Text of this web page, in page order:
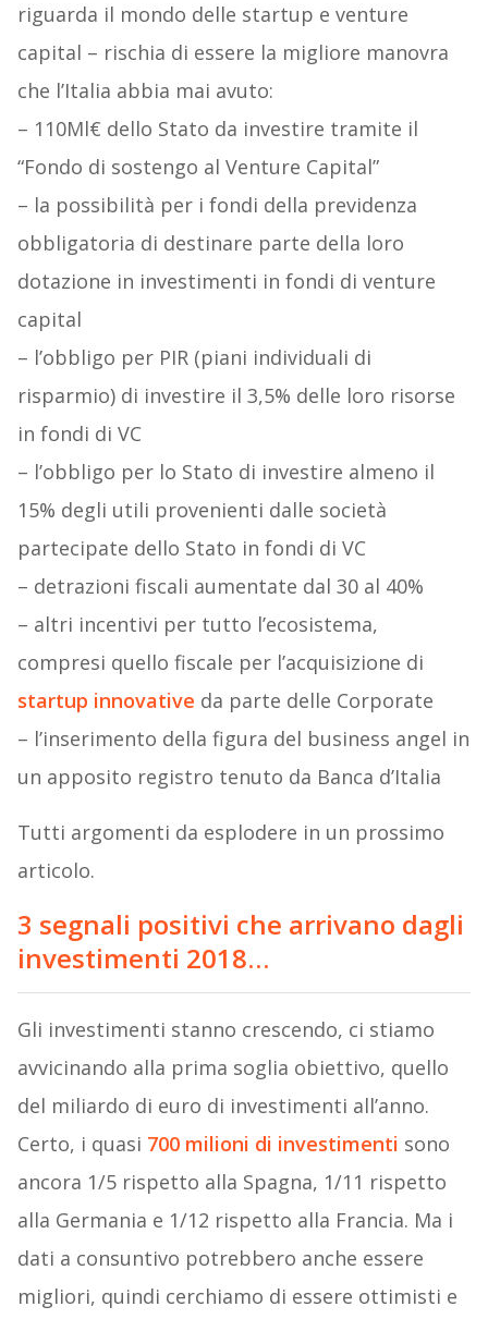
riguarda il mondo delle startup e venture
capital – rischia di essere la migliore manovra
che l’Italia abbia mai avuto:
– 110Ml€ dello Stato da investire tramite il
“Fondo di sostengo al Venture Capital”
– la possibilità per i fondi della previdenza
obbligatoria di destinare parte della loro
dotazione in investimenti in fondi di venture
capital
– l’obbligo per PIR (piani individuali di
risparmio) di investire il 3,5% delle loro risorse
in fondi di VC
– l’obbligo per lo Stato di investire almeno il
15% degli utili provenienti dalle società
partecipate dello Stato in fondi di VC
– detrazioni fiscali aumentate dal 30 al 40%
– altri incentivi per tutto l’ecosistema,
compresi quello fiscale per l’acquisizione di
startup innovative da parte delle Corporate
– l’inserimento della figura del business angel in
un apposito registro tenuto da Banca d’Italia
Tutti argomenti da esplodere in un prossimo
articolo.
3 segnali positivi che arrivano dagli
investimenti 2018…
Gli investimenti stanno crescendo, ci stiamo
avvicinando alla prima soglia obiettivo, quello
del miliardo di euro di investimenti all’anno.
Certo, i quasi 700 milioni di investimenti sono
ancora 1/5 rispetto alla Spagna, 1/11 rispetto
alla Germania e 1/12 rispetto alla Francia. Ma i
dati a consuntivo potrebbero anche essere
migliori, quindi cerchiamo di essere ottimisti e